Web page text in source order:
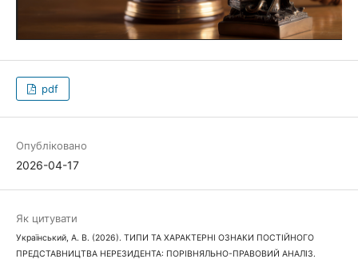
pdf
Опубліковано
2026-04-17
Як цитувати
Український, А. В. (2026). ТИПИ ТА ХАРАКТЕРНІ ОЗНАКИ ПОСТІЙНОГО
ПРЕДСТАВНИЦТВА НЕРЕЗИДЕНТА: ПОРІВНЯЛЬНО-ПРАВОВИЙ АНАЛІЗ.